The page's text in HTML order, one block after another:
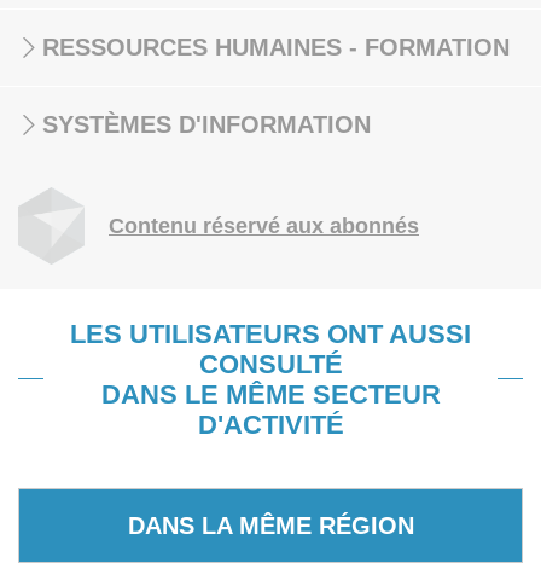
RESSOURCES HUMAINES - FORMATION
SYSTÈMES D'INFORMATION
Contenu réservé aux abonnés
LES UTILISATEURS ONT AUSSI
CONSULTÉ
DANS LE MÊME SECTEUR
D'ACTIVITÉ
DANS LA MÊME RÉGION